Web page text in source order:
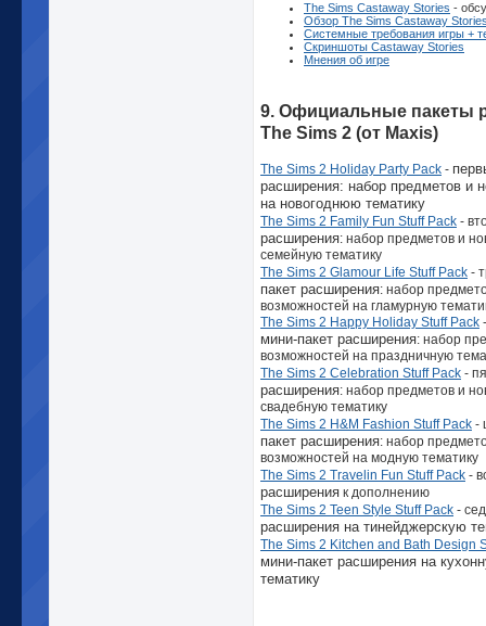
The Sims Castaway Stories -
Обзор The Sims Castaway
Cистемные требования игры +
Скриншоты Castaway Stories
Мнения об игре
9. Официальные пакеты
The Sims 2 (от Maxis)
The Sims 2 Holiday Party Pack -
расширения: набор предметов и
на новогоднюю тематику
The Sims 2 Family Fun Stuff Pack -
расширения: набор предметов и
семейную тематику
The Sims 2 Glamour Life Stuff Pack -
пакет расширения: набор
возможностей на гламурную
The Sims 2 Happy Holiday Stuff Pack
мини-пакет расширения: набор
возможностей на праздничную
The Sims 2 Celebration Stuff Pack -
расширения: набор предметов и
свадебную тематику
The Sims 2 H&M Fashion Stuff Pack -
пакет расширения: набор
возможностей на модную тематику
The Sims 2 Travelin Fun Stuff Pack -
расширения к дополнению
The Sims 2 Teen Style Stuff Pack -
расширения на тинейджерскую
The Sims 2 Kitchen and Bath Design
мини-пакет расширения на
тематику